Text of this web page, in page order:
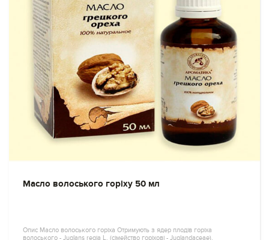
Масло волоського горіху 50 мл
Опис Масло волоського горіха Отримують з ядер плодів горіха
волоського - Juglans regia L. (сімейство горіхові - Juglandaceae).